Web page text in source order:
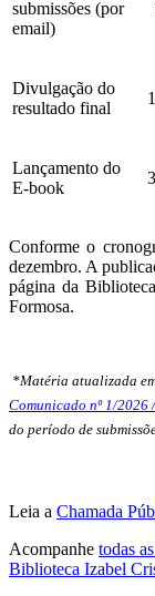
submissões (por
email)
Divulgação do
resultado final
Lançamento do
E-book
Conforme o
dezembro. A
página da
Formosa.
*Matéria atualizada
Comunicado nº 1/2026
do período de
Leia a Chamada
Acompanhe todas
Biblioteca Izabel